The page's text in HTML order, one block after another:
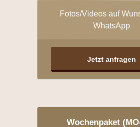
Fotos/Videos auf
WhatsApp
Jetzt anfragen
Wochenpaket